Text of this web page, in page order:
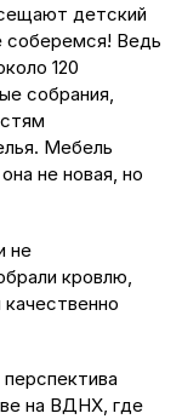
детский
соберемся! Ведь
120
собрания,
Мебель
не новая, но
не
кровлю,
на ВДНХ, где